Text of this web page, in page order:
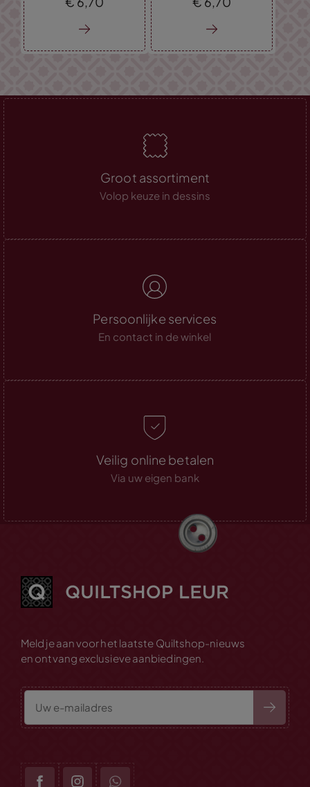
Groot assortiment
Volop keuze in dessins
Persoonlijke services
En contact in de winkel
Veilig online betalen
Via uw eigen bank
Meld je aan voor het laatste Quiltshop-nieuws
en ontvang exclusieve aanbiedingen.